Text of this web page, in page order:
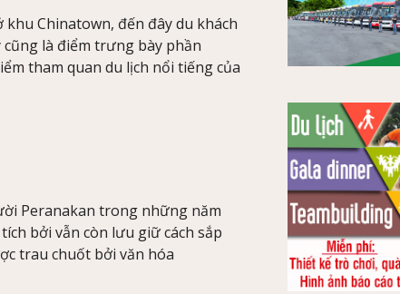
Chinatown, đến đây du khách
cũng là điểm trưng bày phần
tham quan du lịch nổi tiếng của
Peranakan trong những năm
bởi vẫn còn lưu giữ cách sắp
trau chuốt bởi văn hóa